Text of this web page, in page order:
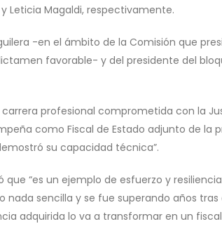
Leticia Magaldi, respectivamente.
-en el ámbito de la Comisión que
favorable- y del presidente del
profesional comprometida con la
como Fiscal de Estado adjunto de la
su capacidad técnica”.
que “es un ejemplo de esfuerzo y
sencilla y se fue superando años tras
adquirida lo va a transformar en un